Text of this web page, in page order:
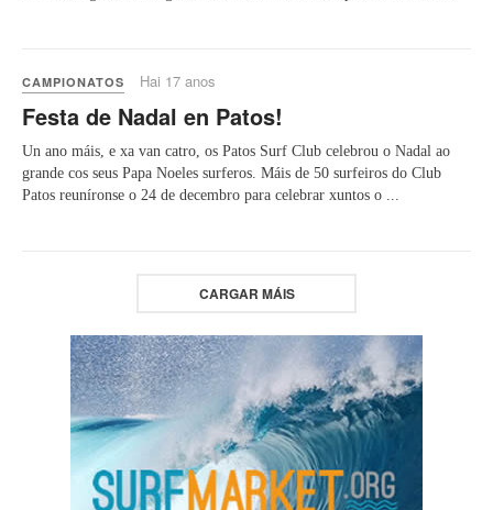
CAMPIONATOS Hai 17 anos
Festa de Nadal en Patos!
Un ano máis, e xa van catro, os Patos Surf Club celebrou o Nadal ao
grande cos seus Papa Noeles surferos. Máis de 50 surfeiros do Club
Patos reuníronse o 24 de decembro para celebrar xuntos o ...
CARGAR MÁIS